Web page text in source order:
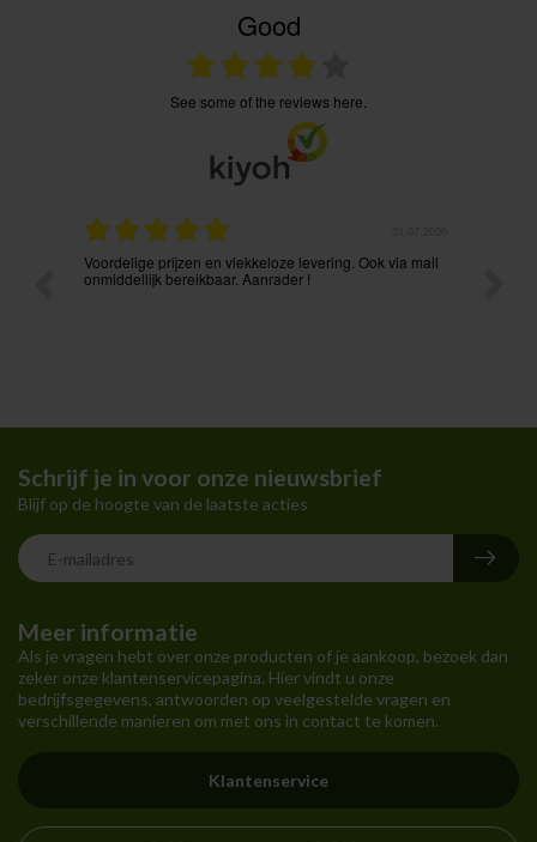
Good
see some of the reviews here.
Voordelige prijzen en vlekkeloze levering. Ook via mail
onmiddellijk bereikbaar. Aanrader !
Meer informatie
Als je vragen hebt over onze producten of je aankoop, bezoek dan
zeker onze klantenservicepagina. Hier vindt u onze
bedrijfsgegevens, antwoorden op veelgestelde vragen en
verschillende manieren om met ons in contact te komen.
Klantenservice
Schrijf je in voor onze nieuwsbrief
Blijf op de hoogte van de laatste acties